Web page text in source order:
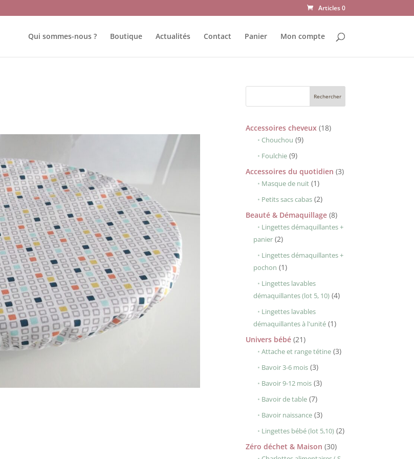
Articles 0
Qui sommes-nous ? Boutique Actualités Contact Panier Mon compte
Accessoires cheveux 1818
Chouchou 99
Foulchie 99
produits
Accessoires du quotidien 33
Masque de nuit 11
produit
Petits sacs cabas 22
produits
Beauté & Démaquillage 88
produits
Lingettes démaquillantes +
panier 22
produits
Lingettes démaquillantes +
pochon 11
produit
Lingettes lavables
démaquillantes (lot 5, 10) 44
Lingettes lavables
démaquillantes à l'unité 11
Univers bébé 2121
produits
Attache et range tétine 33
Bavoir 3-6 mois 33
produits
Bavoir 9-12 mois 33
Bavoir de table 77
produits
Bavoir naissance 33
produits
Lingettes bébé (lot 5,10) 22
Zéro déchet & Maison 3030